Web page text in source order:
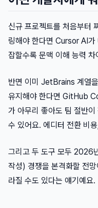
신규 프로젝트를 처음부터
링해야 한다면 Cursor AI가
잡할수록 문맥 이해 능력
반면 이미 JetBrains 계열
유지해야 한다면 GitHub
가 아무리 좋아도 팀 절반
수 있어요. 에디터 전환 비
그리고 두 도구 모두 2026
작성) 경쟁을 본격화할 전
라질 수도 있다는 얘기예요.